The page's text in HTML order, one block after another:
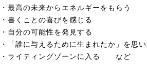
・最高の未来からエネルギーをもらう
・書くことの喜びを感じる
・自分の可能性を発見する
・「誰に与えるために生まれたか」を思
・ライティングゾーンに入る など